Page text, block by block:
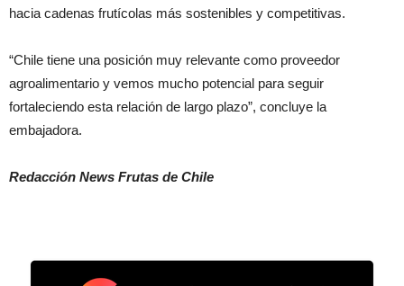
hacia cadenas frutícolas más sostenibles y competitivas.
“Chile tiene una posición muy relevante como proveedor
agroalimentario y vemos mucho potencial para seguir
fortaleciendo esta relación de largo plazo”, concluye la
embajadora.
Redacción News Frutas de Chile